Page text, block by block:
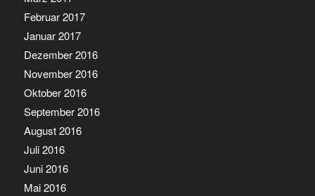
Februar 2017
Januar 2017
Dezember 2016
November 2016
Oktober 2016
September 2016
August 2016
Juli 2016
Juni 2016
Mai 2016